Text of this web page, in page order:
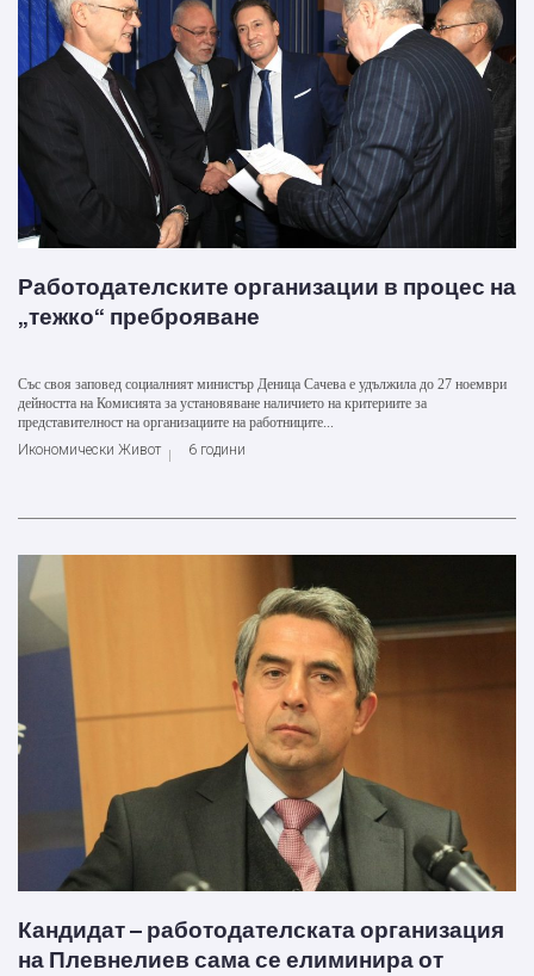
Работодателските организации в процес на
„тежко“ преброяване
Със своя заповед социалният министър Деница Сачева е удължила до 27 ноември
дейността на Комисията за установяване наличието на критериите за
представителност на организациите на работниците...
Икономически Живот
6 години
Кандидат – работодателската организация
на Плевнелиев сама се елиминира от